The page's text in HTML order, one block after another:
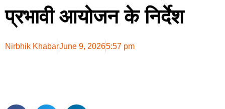
प्रभावी आयोजन के निर्देश
Nirbhik KhabarJune 9, 20265:57 pm